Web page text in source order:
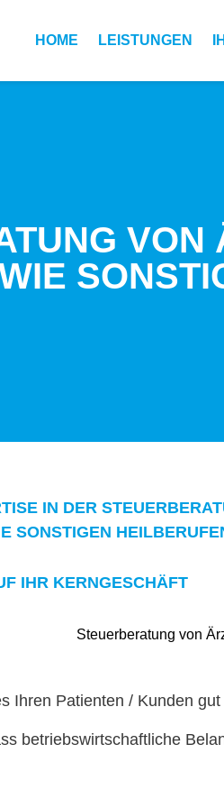
HOME LEIS­TUN­GEN
IN DER
SON­STI­GEN
IHR KERNGESCHÄFT
Ihren Patien­ten / Kun­den gut
betrieb­swirtschaftliche